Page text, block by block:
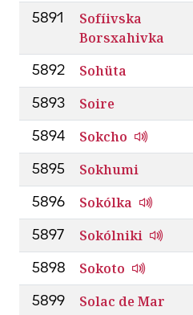
5891
Sofíivska
Borsxahivka
5892 Sohüta
5893 Soire
5894 Sokcho
5895 Sokhumi
5896 Sokólka
5897 Sokólniki
5898 Sokoto
5899 Solac de Mar